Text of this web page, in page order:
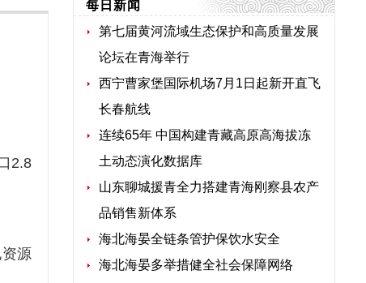
2.8
源
每日新闻
第七届黄河流域生态保护和高质量发展
论坛在青海举行
西宁曹家堡国际机场7月1日起新开直飞
长春航线
连续65年 中国构建青藏高原高海拔冻
土动态演化数据库
山东聊城援青全力搭建青海刚察县农产
品销售新体系
海北海晏全链条管护保饮水安全
海北海晏多举措健全社会保障网络